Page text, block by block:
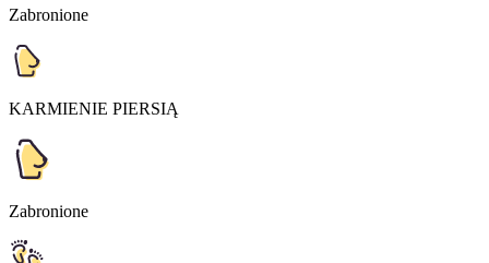
Zabronione
KARMIENIE PIERSIĄ
Zabronione